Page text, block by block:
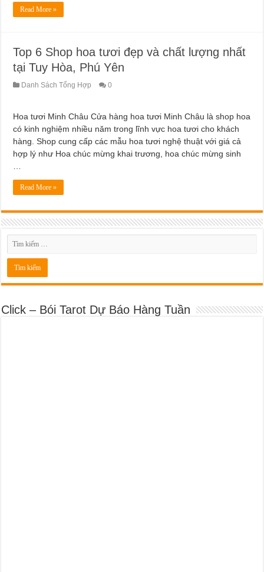
Read More »
Top 6 Shop hoa tươi đẹp và chất lượng nhất
tại Tuy Hòa, Phú Yên
Danh Sách Tổng Hợp 0
Hoa tươi Minh Châu Cửa hàng hoa tươi Minh Châu là shop hoa
có kinh nghiệm nhiều năm trong lĩnh vực hoa tươi cho khách
hàng. Shop cung cấp các mẫu hoa tươi nghệ thuật với giá cả
hợp lý như Hoa chúc mừng khai trương, hoa chúc mừng sinh
Read More »
Click – Bói Tarot Dự Báo Hàng Tuần